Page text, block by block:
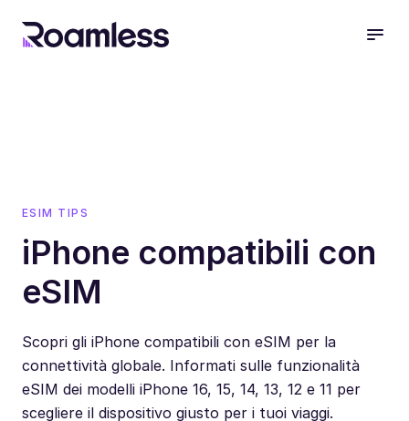
ESIM TIPS
iPhone compatibili con
eSIM
Scopri gli iPhone compatibili con eSIM per la
connettività globale. Informati sulle funzionalità
eSIM dei modelli iPhone 16, 15, 14, 13, 12 e 11 per
scegliere il dispositivo giusto per i tuoi viaggi.